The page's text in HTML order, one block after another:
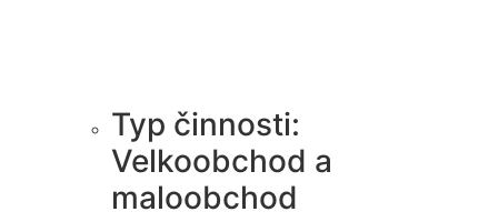
Typ činnosti:
Velkoobchod a
maloobchod